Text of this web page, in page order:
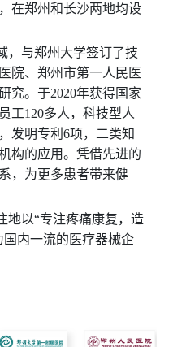
在郑州和长沙两地均设
，与郑州大学签订了技
院、郑州市第一人民医
究。于2020年获得国家
工120多人，科技型人
发明专利6项，二类知
构的应用。凭借先进的
，为更多患者带来健
地以“专注疼痛康复，造
内一流的医疗器械企